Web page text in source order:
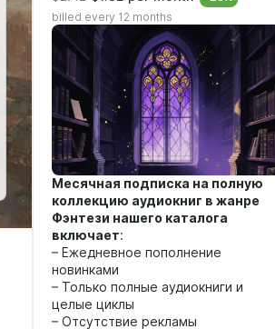
billed every 12 months
Месячная подписка на полную
коллекцию аудиокниг в жанре
Фэнтези нашего каталога
включает:
– Ежедневное пополнение
новинками
– Только полные аудиокниги и
целые циклы
– Отсутствие рекламы